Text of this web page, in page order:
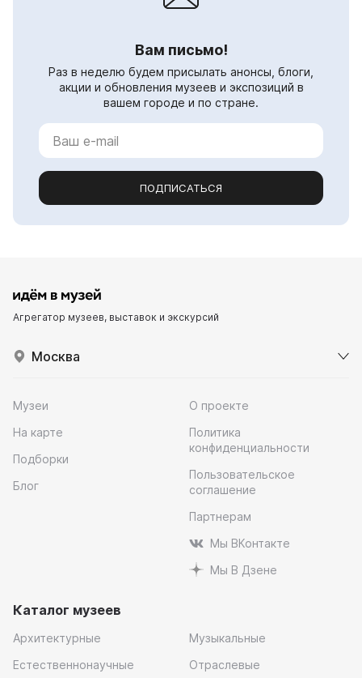
Вам письмо!
Раз в неделю будем присылать анонсы, блоги,
акции и обновления музеев и экспозиций в
вашем городе и по стране.
ПОДПИСАТЬСЯ
Агрегатор музеев, выставок и экскурсий
Москва
Музеи
На карте
Подборки
Блог
О проекте
Политика
конфиденциальности
Пользовательское
соглашение
Партнерам
Мы ВКонтакте
Мы В Дзене
Каталог музеев
Архитектурные
Естественнонаучные
Музыкальные
Отраслевые